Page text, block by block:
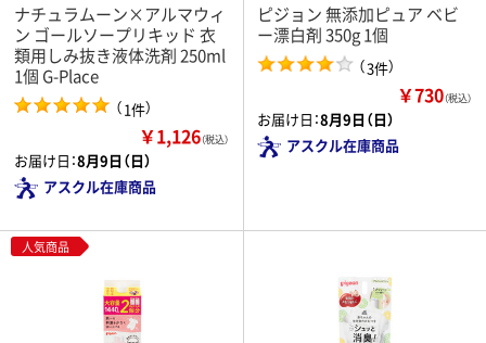
ナチュラムーン×アルマウィ
ン ゴールソープリキッド 衣
類用しみ抜き液体洗剤 250ml
1個 G-Place
（1件）
￥1,126（税込）
お届け日：8月9日（日）
アスクル在庫商品
ピジョン 無添加ピュア ベビ
ー漂白剤 350g 1個
（3件）
￥730（税込）
お届け日：8月9日（日）
アスクル在庫商品
人気商品